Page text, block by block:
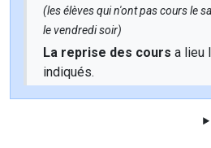
(les élèves qui n'ont pas cours le
le vendredi soir)
La reprise des cours a lieu
indiqués.